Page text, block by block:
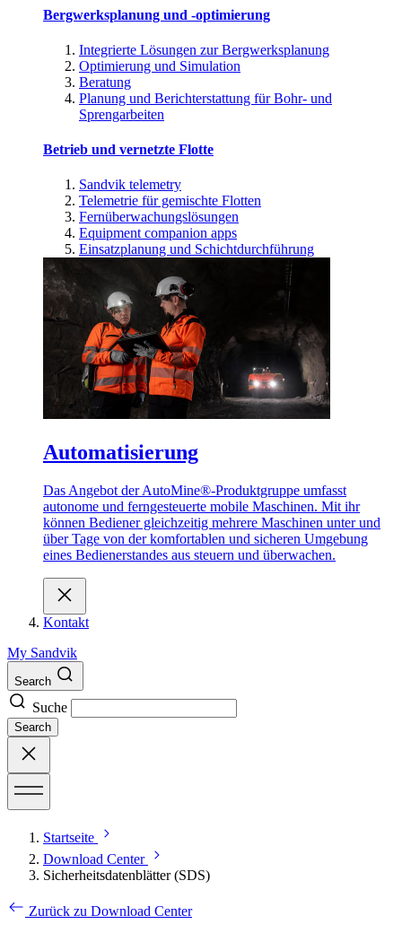
Bergwerksplanung und -optimierung
Integrierte Lösungen zur Bergwerksplanung
Optimierung und Simulation
Beratung
Planung und Berichterstattung für Bohr- und
Sprengarbeiten
Betrieb und vernetzte Flotte
Sandvik telemetry
Telemetrie für gemischte Flotten
Fernüberwachungslösungen
Equipment companion apps
Einsatzplanung und Schichtdurchführung
Automatisierung
Das Angebot der AutoMine®-Produktgruppe umfasst
autonome und ferngesteuerte mobile Maschinen. Mit ihr
können Bediener gleichzeitig mehrere Maschinen unter und
über Tage von der komfortablen und sicheren Umgebung
eines Bedienerstandes aus steuern und überwachen.
Kontakt
My Sandvik
Search
Suche
Search
Startseite
Download Center
Sicherheitsdatenblätter (SDS)
Zurück zu Download Center